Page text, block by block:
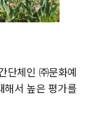
단체인 ㈜문화예
서 높은 평가를